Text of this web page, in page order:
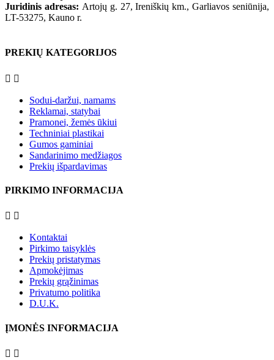
Juridinis adresas: Artojų g. 27, Ireniškių km., Garliavos seniūnija,
LT-53275, Kauno r.
PREKIŲ KATEGORIJOS
 
Sodui-daržui, namams
Reklamai, statybai
Pramonei, žemės ūkiui
Techniniai plastikai
Gumos gaminiai
Sandarinimo medžiagos
Prekių išpardavimas
PIRKIMO INFORMACIJA
 
Kontaktai
Pirkimo taisyklės
Prekių pristatymas
Apmokėjimas
Prekių grąžinimas
Privatumo politika
D.U.K.
ĮMONĖS INFORMACIJA
 